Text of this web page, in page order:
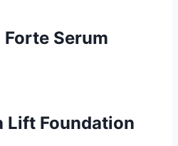
Serum
Lift Foundation